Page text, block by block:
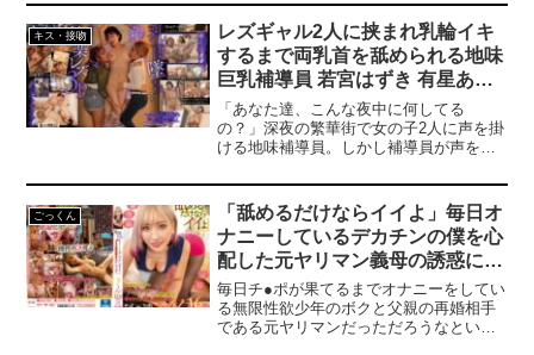
ャンペーン期間中に特設ページでエント
リーが必要です。・キャンペーン期間
中、第○弾ごとに対象商品は入れ替わりま
す。・月額動画はキャンペーン対象外で
す。------------------------------------------------------
----------------
キス・接吻
レズギャル2人に挟まれ乳輪イキ
するまで両乳首を舐められる地味
巨乳補導員 若宮はずき 有星あお
り 和久井美兎
「あなた達、こんな夜中に何してる
の？」深夜の繁華街で女の子2人に声を掛
ける地味補導員。しかし補導員が声をか
帰る場所が無いという2人を家に上げてし
まうと…スーツの下に隠していたデカパ
イをペロンとめくられ、ベッドの上で両
サイドから乳首ペロペロ！女にしかわか
らない乳首の快感を教え込まれ、もう乳
首でしかイケない身体に…。
ごっくん
「舐めるだけならイイよ」毎日オ
ナニーしているデカチンの僕を心
配した元ヤリマン義母の誘惑に甘
えおしゃぶりごっくん16発で僕は
改心 AIKA
毎日チ●ポが果てるまでオナニーをしてい
る無限性欲少年のボクと父親の再婚相手
である元ヤリマンだっただろうなという